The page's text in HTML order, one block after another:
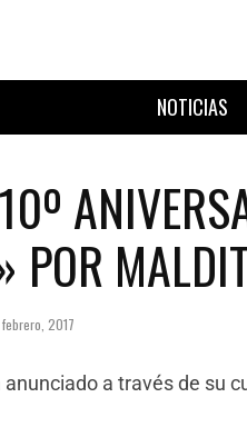
NOTICIAS
POR
2017
a través de su